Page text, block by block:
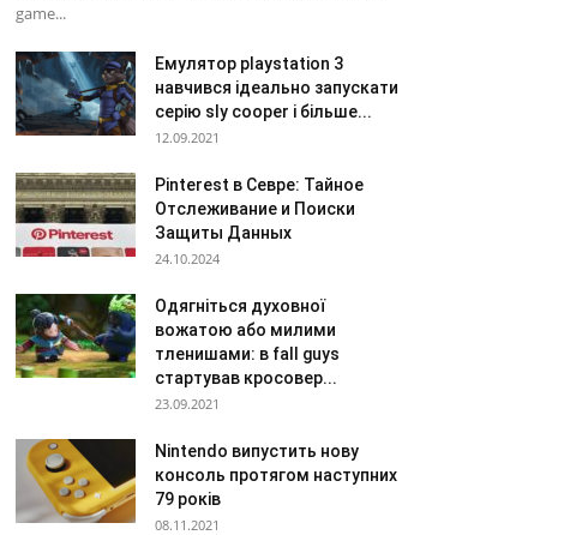
game...
Емулятор playstation 3
навчився ідеально запускати
серію sly cooper і більше...
12.09.2021
Pinterest в Севре: Тайное
Отслеживание и Поиски
Защиты Данных
24.10.2024
Одягніться духовної
вожатою або милими
тленишами: в fall guys
стартував кросовер...
23.09.2021
Nintendo випустить нову
консоль протягом наступних
79 років
08.11.2021